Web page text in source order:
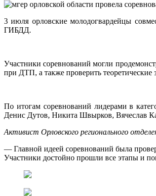
3 июля орловские молодогвардейцы
ГИБДД.
Участники соревнований могли
при ДТП, а также проверить
По итогам соревнований лидерами в
Денис Дутов, Никита Швырков, Вячеслав
Активист Орловского регионального
— Главной идеей соревнований была
Участники достойно прошли все этапы и